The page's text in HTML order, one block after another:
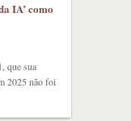
IA’ como
que sua
2025 não foi